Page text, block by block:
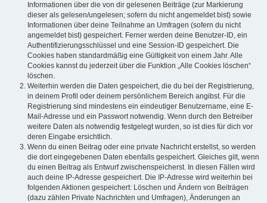
Informationen über die von dir gelesenen Beiträge (zur Markierung
dieser als gelesen/ungelesen; sofern du nicht angemeldet bist) sowie
Informationen über deine Teilnahme an Umfragen (sofern du nicht
angemeldet bist) gespeichert. Ferner werden deine Benutzer-ID, ein
Authentifizierungsschlüssel und eine Session-ID gespeichert. Die
Cookies haben standardmäßig eine Gültigkeit von einem Jahr. Alle
Cookies kannst du jederzeit über die Funktion „Alle Cookies löschen“
löschen.
Weiterhin werden die Daten gespeichert, die du bei der Registrierung,
in deinem Profil oder deinem persönlichem Bereich angibst. Für die
Registrierung sind mindestens ein eindeutiger Benutzername, eine E-
Mail-Adresse und ein Passwort notwendig. Wenn durch den Betreiber
weitere Daten als notwendig festgelegt wurden, so ist dies für dich vor
deren Eingabe ersichtlich.
Wenn du einen Beitrag oder eine private Nachricht erstellst, so werden
die dort eingegebenen Daten ebenfalls gespeichert. Gleiches gilt, wenn
du einen Beitrag als Entwurf zwischenspeicherst. In diesen Fällen wird
auch deine IP-Adresse gespeichert. Die IP-Adresse wird weiterhin bei
folgenden Aktionen gespeichert: Löschen und Ändern von Beiträgen
(dazu zählen Private Nachrichten und Umfragen), Änderungen an